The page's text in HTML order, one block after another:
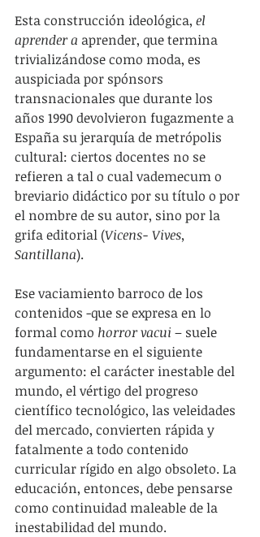
Esta construcción ideológica, el
aprender a aprender, que termina
trivializándose como moda, es
auspiciada por spónsors
transnacionales que durante los
años 1990 devolvieron fugazmente a
España su jerarquía de metrópolis
cultural: ciertos docentes no se
refieren a tal o cual vademecum o
breviario didáctico por su título o por
el nombre de su autor, sino por la
grifa editorial (Vicens- Vives,
Santillana).
Ese vaciamiento barroco de los
contenidos -que se expresa en lo
formal como horror vacui – suele
fundamentarse en el siguiente
argumento: el carácter inestable del
mundo, el vértigo del progreso
científico tecnológico, las veleidades
del mercado, convierten rápida y
fatalmente a todo contenido
curricular rígido en algo obsoleto. La
educación, entonces, debe pensarse
como continuidad maleable de la
inestabilidad del mundo.